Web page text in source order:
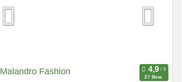
Malandro Fashion
27 Bew.